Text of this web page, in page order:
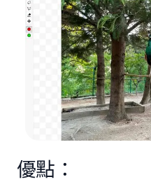
優點：